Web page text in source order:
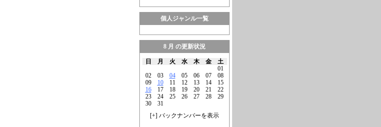
個人ジャンル一覧
8 月 の更新状況
日 月 火 水 木 金
土
01
02
03 04 05 06 07
08
09
10 11 12 13 14
15
16
17 18 19 20 21
22
23
24 25 26 27 28
29
30
31
[+] バックナンバーを表示